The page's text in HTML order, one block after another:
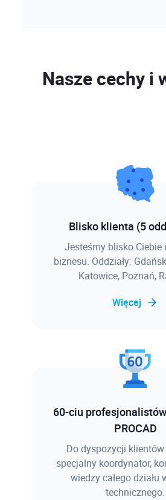
Nasze cechy i
Blisko klienta (5
Jesteśmy blisko Ciebie
biznesu. Oddziały:
Katowice, Poznań,
Więcej
60-ciu
PROCAD
Do dyspozycji klientów
specjalny koordynator,
wiedzy całego działu
technicznego.